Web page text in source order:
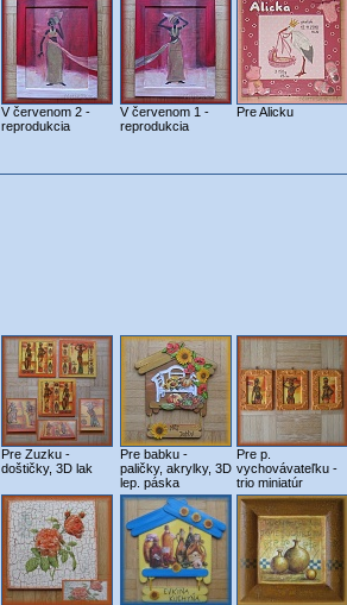
V červenom 2 -
reprodukcia
V červenom 1 -
reprodukcia
Pre Alicku
Pre Zuzku -
doštičky, 3D lak
Pre babku -
paličky, akrylky, 3D
lep. páska
Pre p.
vychovávateľku -
trio miniatúr